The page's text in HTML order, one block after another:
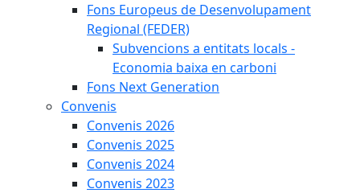
Fons Europeus de Desenvolupament
Regional (FEDER)
Subvencions a entitats locals -
Economia baixa en carboni
Fons Next Generation
Convenis
Convenis 2026
Convenis 2025
Convenis 2024
Convenis 2023